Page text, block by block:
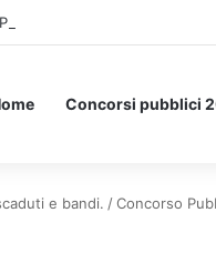
per Stare a Letto: ecco
Concorsi pubblici
e bandi. /Concorso